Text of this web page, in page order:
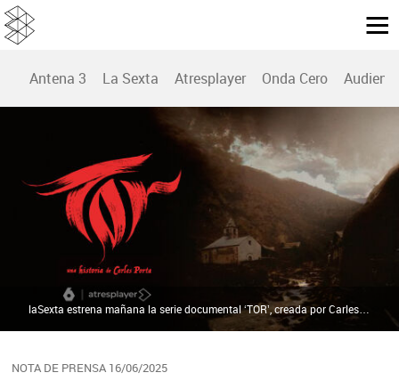
Antena 3 La Sexta Atresplayer Onda Cero
NOTA DE PRENSA 16/06/2025
laSexta estrena mañana la serie documental ‘TOR’, creada por Carles Porta | Atresmedia